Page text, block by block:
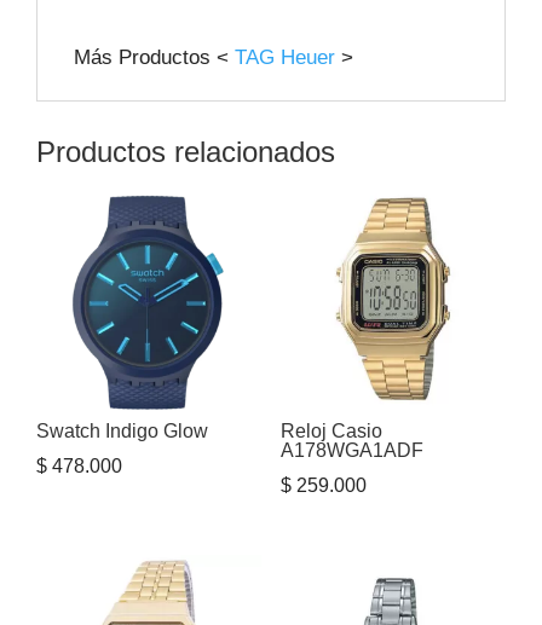
Más Productos < TAG Heuer >
Productos relacionados
Swatch Indigo Glow
$ 478.000
Reloj Casio
A178WGA1ADF
$259.000